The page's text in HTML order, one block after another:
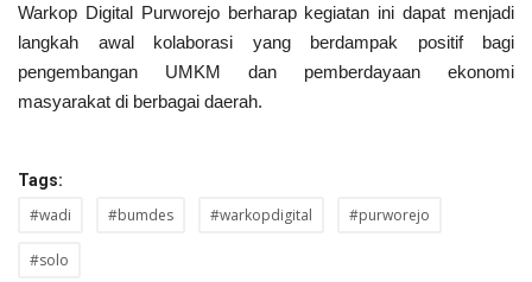
Warkop Digital Purworejo berharap kegiatan ini dapat menjadi
langkah awal kolaborasi yang berdampak positif bagi
pengembangan UMKM dan pemberdayaan ekonomi
masyarakat di berbagai daerah.
Tags:
#wadi #bumdes #warkopdigital #purworejo
#solo